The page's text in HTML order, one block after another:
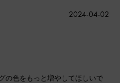
の色をもっと増やしてほしいで
公
2024-04-02